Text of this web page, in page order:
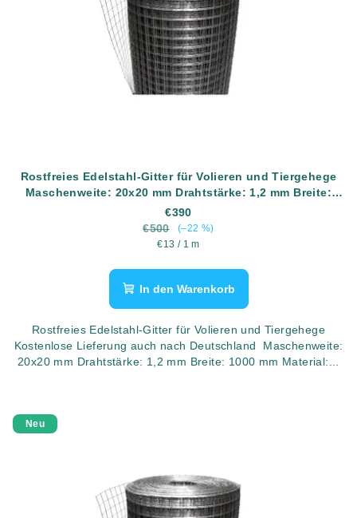
Rostfreies Edelstahl-Gitter für Volieren und Tiergehege
Maschenweite: 20x20 mm Drahtstärke: 1,2 mm Breite:
1000 mm Material: AISI304 (rostfreier Edelstahl) Länge:
30 Meter
€390
€500
(–22 %)
Verkaufspreis:
€13 / 1 m
In den Warenkorb
Rostfreies Edelstahl-Gitter für Volieren und Tiergehege
Kostenlose Lieferung auch nach Deutschland Maschenweite:
20x20 mm Drahtstärke: 1,2 mm Breite: 1000 mm Material:...
Neu